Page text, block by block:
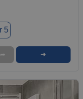
5
➦ ➜